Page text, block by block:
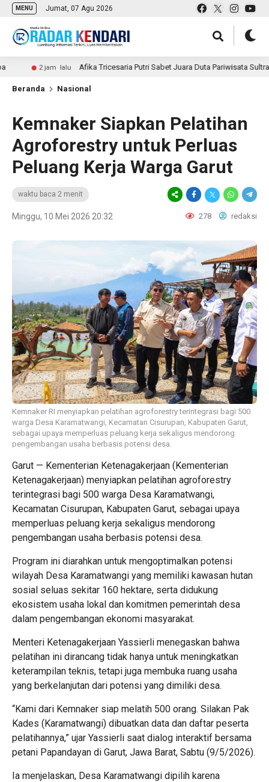
MENU Jumat, 07 Agu 2026
2 jam lalu Afika Tricesaria Putri Sabet Juara Duta Pariwisata Sultra 2026,
Beranda Nasional
Kemnaker Siapkan Pelatihan
Agroforestry untuk Perluas
Peluang Kerja Warga Garut
waktu baca 2 menit
Minggu, 10 Mei 2026 20:32 278 redaksi
Kemnaker RI menyiapkan pelatihan agroforestry terintegrasi bagi 500
warga Desa Karamatwangi, Kecamatan Cisurupan, Kabupaten Garut,
sebagai upaya memperluas peluang kerja sekaligus mendorong
pengembangan usaha berbasis potensi desa.
Garut — Kementerian Ketenagakerjaan (Kementerian
Ketenagakerjaan) menyiapkan pelatihan agroforestry
terintegrasi bagi 500 warga Desa Karamatwangi,
Kecamatan Cisurupan, Kabupaten Garut, sebagai upaya
memperluas peluang kerja sekaligus mendorong
pengembangan usaha berbasis potensi desa.
Program ini diarahkan untuk mengoptimalkan potensi
wilayah Desa Karamatwangi yang memiliki kawasan hutan
sosial seluas sekitar 160 hektare, serta didukung
ekosistem usaha lokal dan komitmen pemerintah desa
dalam pengembangan ekonomi masyarakat.
Menteri Ketenagakerjaan Yassierli menegaskan bahwa
pelatihan ini dirancang tidak hanya untuk meningkatkan
keterampilan teknis, tetapi juga membuka ruang usaha
yang berkelanjutan dari potensi yang dimiliki desa.
“Kami dari Kemnaker siap melatih 500 orang. Silakan Pak
Kades (Karamatwangi) dibuatkan data dan daftar peserta
pelatihannya,” ujar Yassierli saat dialog interaktif bersama
petani Papandayan di Garut, Jawa Barat, Sabtu (9/5/2026).
Ia menjelaskan, Desa Karamatwangi dipilih karena